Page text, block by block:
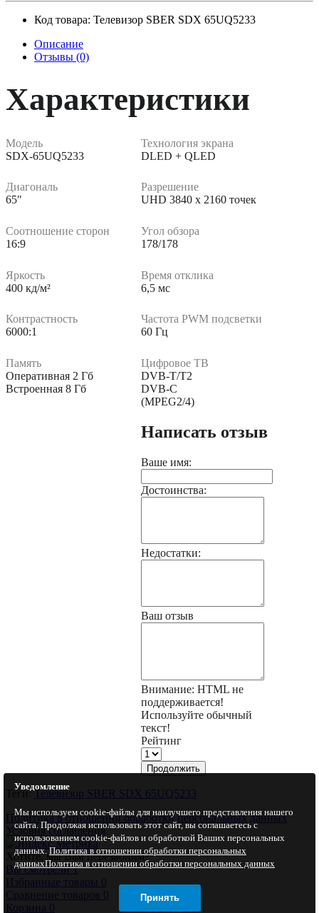
Код товара: Телевизор SBER SDX 65UQ5233
Описание
Отзывы (0)
Характеристики
Модель
SDX-65UQ5233
Технология экрана
DLED + QLED
Диагональ
65″
Разрешение
UHD 3840 х 2160 точек
Соотношение сторон
16:9
Угол обзора
178/178
Яркость
400 кд/м²
Время отклика
6,5 мс
Контрастность
6000:1
Частота PWM подсветки
60 Гц
Память
Оперативная 2 Гб
Встроенная 8 Гб
Цифровое ТВ
DVB-T/T2
DVB-C
(MPEG2/4)
Написать отзыв
Ваше имя:
Достоинства:
Недостатки:
Ваш отзыв
Внимание: HTML не
поддерживается!
Используйте обычный
текст!
Рейтинг
Продолжить
Теги:Телевизор SBER SDX 65UQ5233
Политика в отношении обработки персональных данных
Условия соглашения
Хотите, мы Вам перезвоним?
Вы смотрели 1
Избранные товары
0
Сравнение товаров 0
Корзина 0
Уведомление
Мы используем cookie-файлы для наилучшего представления нашего
сайта. Продолжая использовать этот сайт, вы соглашаетесь с
использованием cookie-файлов и обработкой Ваших персональных
данных.Политика в отношении обработки персональных
данныхПолитика в отношении обработки персональных данных
Принять